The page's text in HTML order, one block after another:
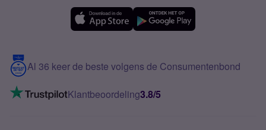
Meerdere nummers
5G internet
Mobiel internet
Mobiel abonnement
Contact
VoLTE 4G bellen
Al 36 keer de beste volgens de Consumentenbond
Klantbeoordeling3.8/5